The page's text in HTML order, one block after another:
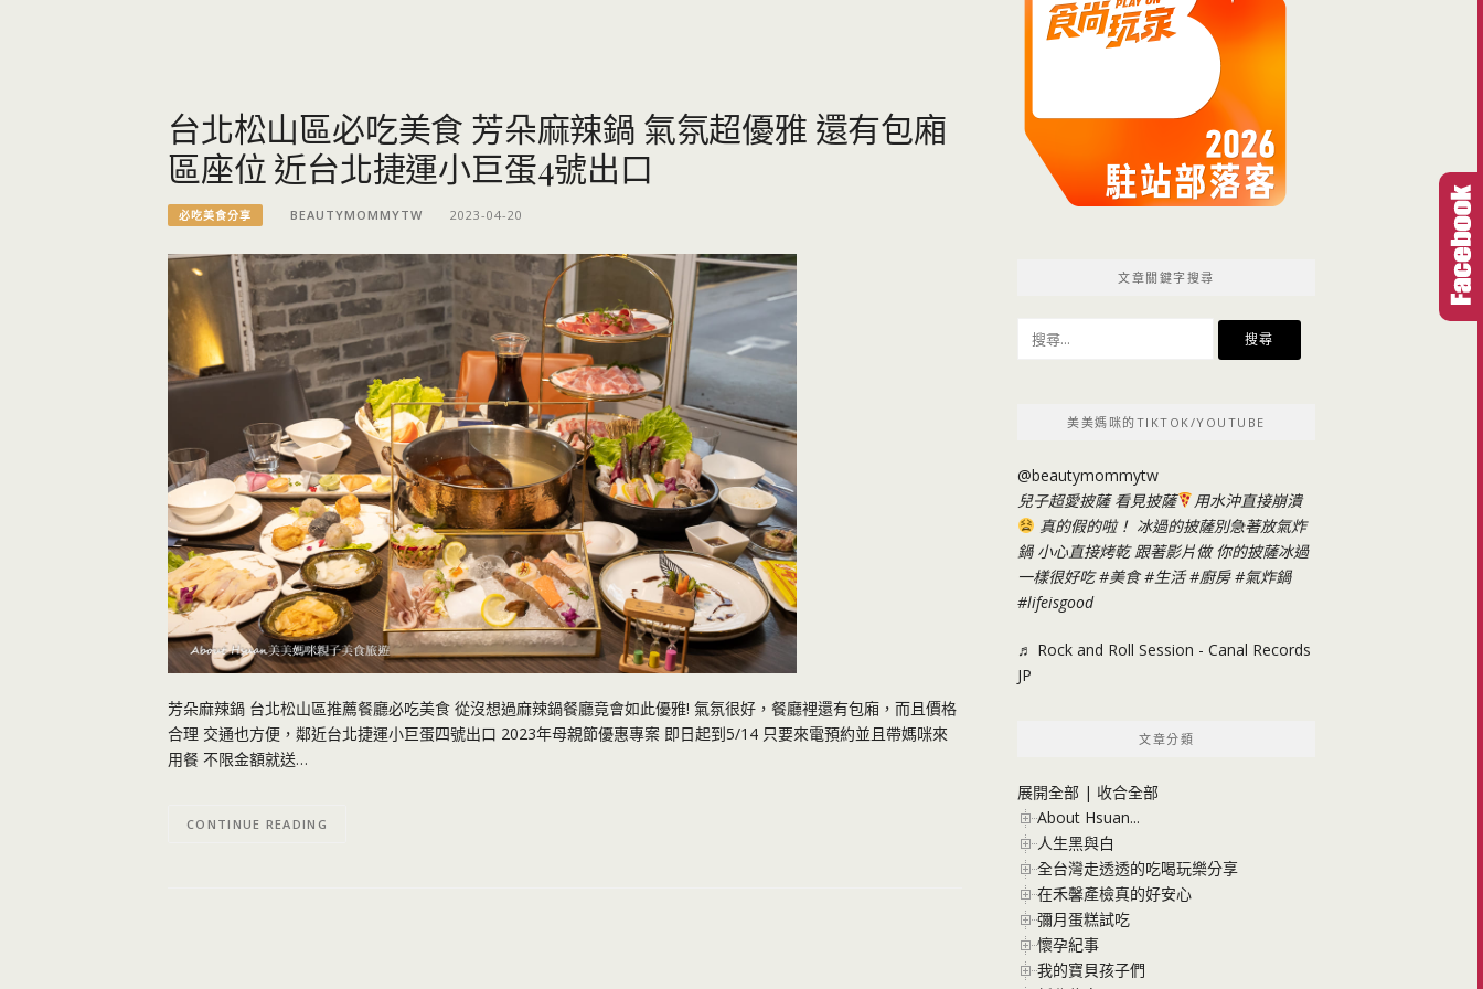
台北松山區必吃美食 芳朵麻辣鍋 氣氛超優雅 還有包廂
區座位 近台北捷運小巨蛋4號出口
必吃美食分享 BEAUTYMOMMYTW 2023-04-20
芳朵麻辣鍋 台北松山區推薦餐廳必吃美食 從沒想過麻辣鍋餐廳竟會如此優雅! 氣氛很好，餐廳裡還有包廂，而且價格
合理 交通也方便，鄰近台北捷運小巨蛋四號出口 2023年母親節優惠專案 即日起到5/14 只要來電預約並且帶媽咪來
用餐 不限金額就送…
CONTINUE READING
文章關鍵字搜尋
尋
美美媽咪的TIKTOK/YOUTUBE
@beautymommytw
兒子超愛披薩 看見披薩
用水沖直接崩潰
真的假的啦！ 冰過的披薩別急著放氣炸
鍋 小心直接烤乾 跟著影片做 你的披薩冰過
一樣很好吃#美食 #生活 #廚房 #氣炸鍋
#lifeisgood
♬ Rock and Roll Session - Canal Records
JP
文章分類
展開全部 | 收合全部
About Hsuan...
人生黑與白
全台灣走透透的吃喝玩樂分享
在禾馨產檢真的好安心
彌月蛋糕試吃
懷孕紀事
我的寶貝孩子們